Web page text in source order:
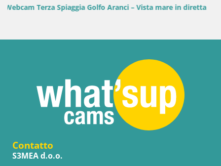
Contatto
S3MEA d.o.o.